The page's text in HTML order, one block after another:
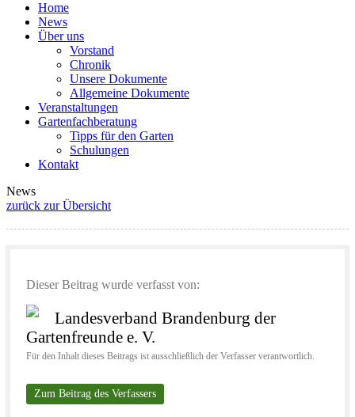
Home
News
Über uns
Vorstand
Chronik
Unsere Dokumente
Allgemeine Dokumente
Veranstaltungen
Gartenfachberatung
Tipps für den Garten
Schulungen
Kontakt
News
zurück zur Übersicht
Dieser Beitrag wurde verfasst von:
Landesverband Brandenburg der
Gartenfreunde e. V.
Für den Inhalt dieses Beitrags ist ausschließlich der Verfasser verantwortlich.
Zum Beitrag des Verfassers